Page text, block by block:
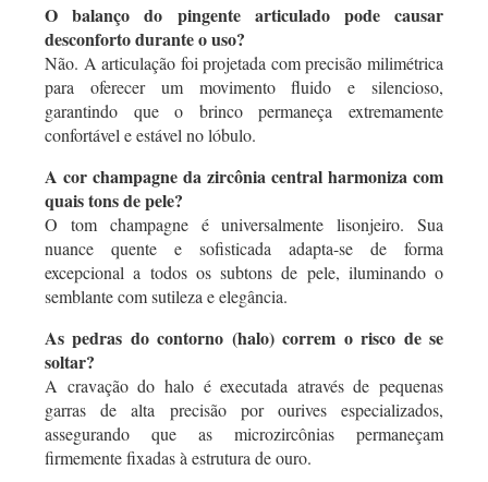
O balanço do pingente articulado pode causar
desconforto durante o uso?
Não. A articulação foi projetada com precisão milimétrica
para oferecer um movimento fluido e silencioso,
garantindo que o brinco permaneça extremamente
confortável e estável no lóbulo.
A cor champagne da zircônia central harmoniza com
quais tons de pele?
O tom champagne é universalmente lisonjeiro. Sua
nuance quente e sofisticada adapta-se de forma
excepcional a todos os subtons de pele, iluminando o
semblante com sutileza e elegância.
As pedras do contorno (halo) correm o risco de se
soltar?
A cravação do halo é executada através de pequenas
garras de alta precisão por ourives especializados,
assegurando que as microzircônias permaneçam
firmemente fixadas à estrutura de ouro.